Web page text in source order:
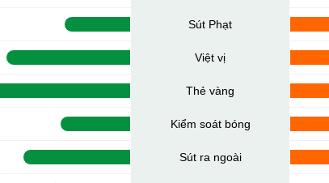
Sút Phạt
Việt vị
Thẻ vàng
Kiểm soát bóng
Sút ra ngoài